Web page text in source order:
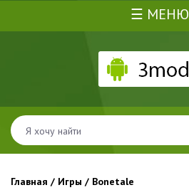
☰ МЕНЮ
Главная / Игры / Bonetale